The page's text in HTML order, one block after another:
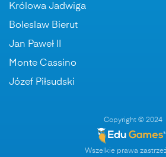
Królowa Jadwiga
Boleslaw Bierut
Jan Paweł II
Monte Cassino
Józef Piłsudski
Copyright © 2024
Wszelkie prawa